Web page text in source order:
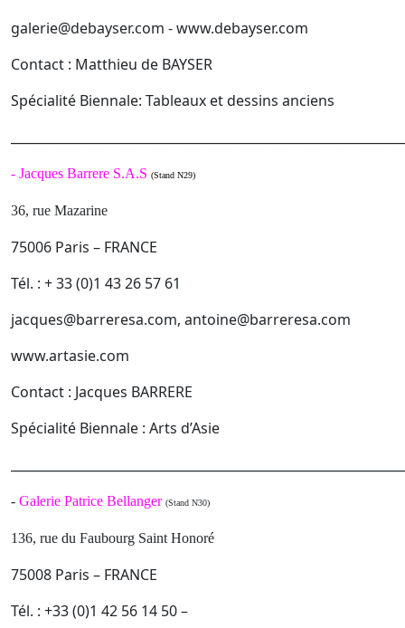
galerie@debayser.com - www.debayser.com
Contact : Matthieu de BAYSER
Spécialité Biennale: Tableaux et dessins anciens
- Jacques Barrere S.A.S (Stand N29)
36, rue Mazarine
75006 Paris – FRANCE
Tél. : + 33 (0)1 43 26 57 61
jacques@barreresa.com, antoine@barreresa.com
www.artasie.com
Contact : Jacques BARRERE
Spécialité Biennale : Arts d’Asie
- Galerie Patrice Bellanger (Stand N30)
136, rue du Faubourg Saint Honoré
75008 Paris – FRANCE
Tél. : +33 (0)1 42 56 14 50 –